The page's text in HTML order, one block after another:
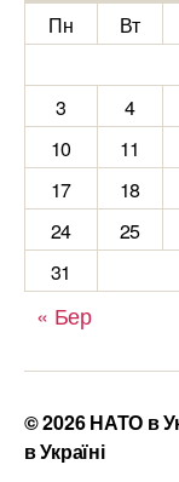
Пн
Вт
3
4
10
11
17
18
24
25
31
« Бер
© 2026НАТО в
в Україні